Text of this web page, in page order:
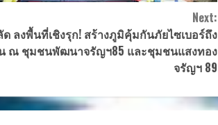
Next:
ลงพื้นที่เชิงรุก! สร้างภูมิคุ้มกันภัยไซเบอร์ถึง
ณ ชุมชนพัฒนาจรัญฯ85 และชุมชนแสงทอง
จรัญฯ 89